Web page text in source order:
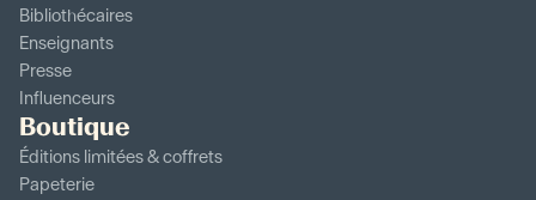
Bibliothécaires
Enseignants
Presse
Influenceurs
Boutique
Éditions limitées & coffrets
Papeterie